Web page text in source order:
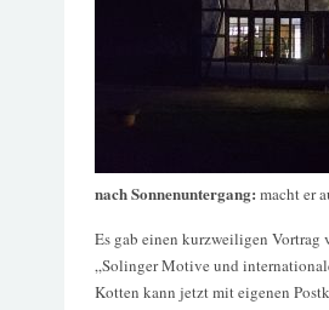
nach Sonnenuntergang: macht er
Es gab einen kurzweiligen Vortrag
„Solinger Motive und
Kotten kann jetzt mit eigenen